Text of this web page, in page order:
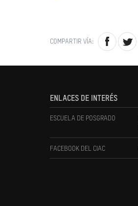
COMPARTIR VÍA:
ENLACES DE INTERÉS
ESCUELA DE POSGRADO
FACEBOOK DEL CIAC